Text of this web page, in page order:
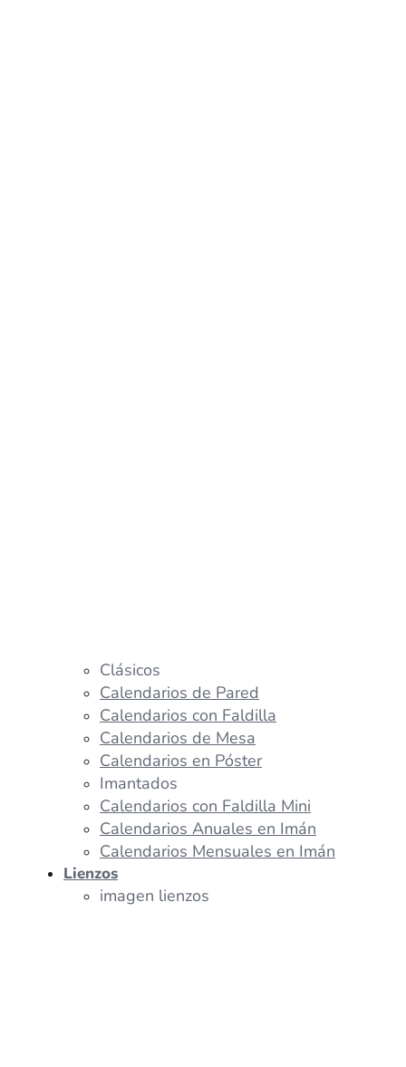
Clásicos
Calendarios de Pared
Calendarios con Faldilla
Calendarios de Mesa
Calendarios en Póster
Imantados
Calendarios con Faldilla Mini
Calendarios Anuales en Imán
Calendarios Mensuales en Imán
Lienzos
imagen lienzos